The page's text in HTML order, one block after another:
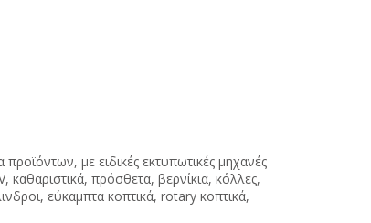
με ειδικές εκτυπωτικές μηχανές
πρόσθετα, βερνίκια, κόλλες,
εύκαμπτα κοπτικά, rotary κοπτικά,